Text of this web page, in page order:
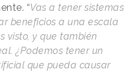
“Vas a tener sistemas
beneficios a una escala
visto, y que también
¿Podemos tener un
que pueda causar